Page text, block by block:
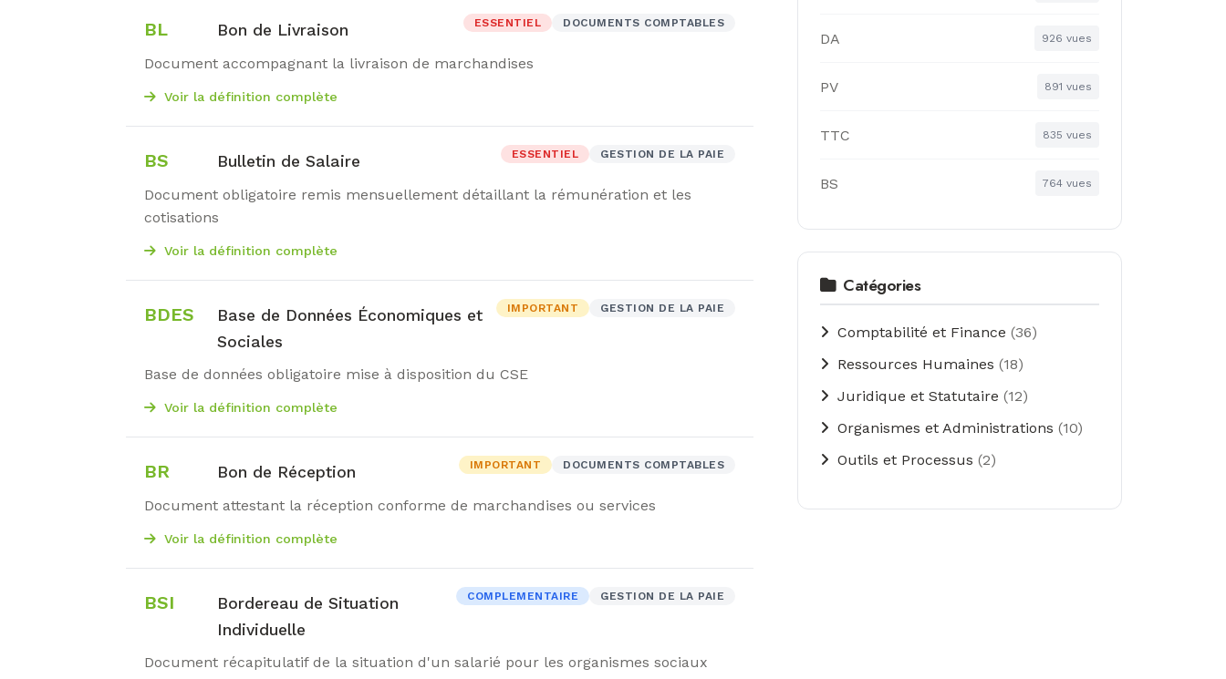
BL Bon de Livraison ESSENTIEL DOCUMENTS COMPTABLES
Document accompagnant la livraison de marchandises
Voir la définition complète
BS Bulletin de Salaire ESSENTIEL GESTION DE LA PAIE
Document obligatoire remis mensuellement détaillant la rémunération et les
cotisations
Voir la définition complète
BDES
Base de Données Économiques et
Sociales
IMPORTANT GESTION DE LA PAIE
Base de données obligatoire mise à disposition du CSE
Voir la définition complète
BR Bon de Réception IMPORTANT DOCUMENTS COMPTABLES
Document attestant la réception conforme de marchandises ou services
Voir la définition complète
BSI
Bordereau de Situation
Individuelle
COMPLEMENTAIRE GESTION DE LA PAIE
Document récapitulatif de la situation d'un salarié pour les organismes sociaux
DA 926 vues
PV 891 vues
TTC 835 vues
BS 764 vues
Catégories
Comptabilité et Finance (36)
Ressources Humaines (18)
Juridique et Statutaire (12)
Organismes et Administrations (10)
Outils et Processus (2)